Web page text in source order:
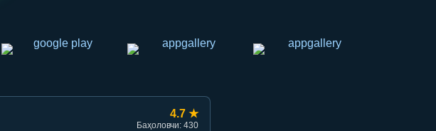
ulashish
4.7 ★
Баҳоловчи: 430